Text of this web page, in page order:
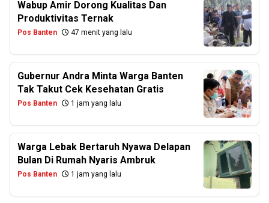
Wabup Amir Dorong Kualitas Dan
Produktivitas Ternak
Pos Banten 47 menit yang lalu
Gubernur Andra Minta Warga Banten
Tak Takut Cek Kesehatan Gratis
Pos Banten 1 jam yang lalu
Warga Lebak Bertaruh Nyawa Delapan
Bulan Di Rumah Nyaris Ambruk
Pos Banten 1 jam yang lalu